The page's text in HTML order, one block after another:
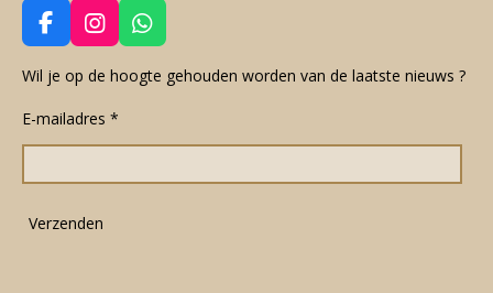
F
a
c
b
o
I
n
s
a
g
m
W
h
a
A
Wil je op de hoogte gehouden worden van de laatste nieuws ?
E-mailadres *
Verzenden